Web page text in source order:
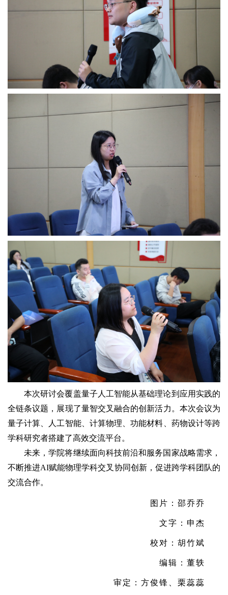
本次研讨会覆盖量子人工智能从基础理论到应用实践的
全链条议题，展现了量智交叉融合的创新活力。本次会议为
量子计算、人工智能、计算物理、功能材料、药物设计等跨
学科研究者搭建了高效交流平台。
未来，学院将继续面向科技前沿和服务国家战略需求，
不断推进AI赋能物理学科交叉协同创新，促进跨学科团队的
交流合作。
图片：邵乔乔
文字：申杰
校对：胡竹斌
编辑：董轶
审定：方俊锋、栗蕊蕊